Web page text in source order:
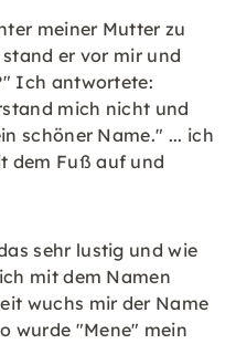
meiner Mutter zu
er vor mir und
Ich antwortete:
mich nicht und
schöner Name." ... ich
dem Fuß auf und
sehr lustig und wie
mit dem Namen
wuchs mir der Name
wurde "Mene" mein